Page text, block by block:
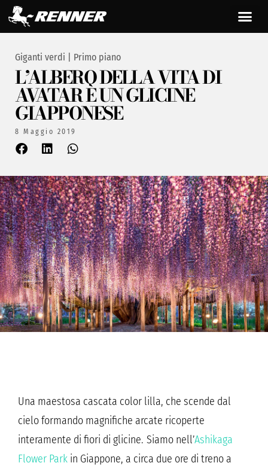
Giganti verdi Primo piano
L’ALBERO DELLA VITA DI
AVATAR È UN GLICINE
GIAPPONESE
8 Maggio 2019
Una maestosa cascata color lilla, che scende dal
cielo formando magnifiche arcate ricoperte
interamente di fiori di glicine. Siamo nell’Ashikaga
Flower Park in Giappone, a circa due ore di treno a